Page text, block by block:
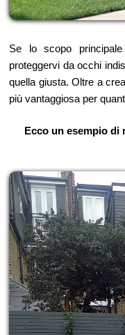
Se lo scopo
proteggervi da occhi
quella giusta. Oltre a
più vantaggiosa per
Ecco un esempio